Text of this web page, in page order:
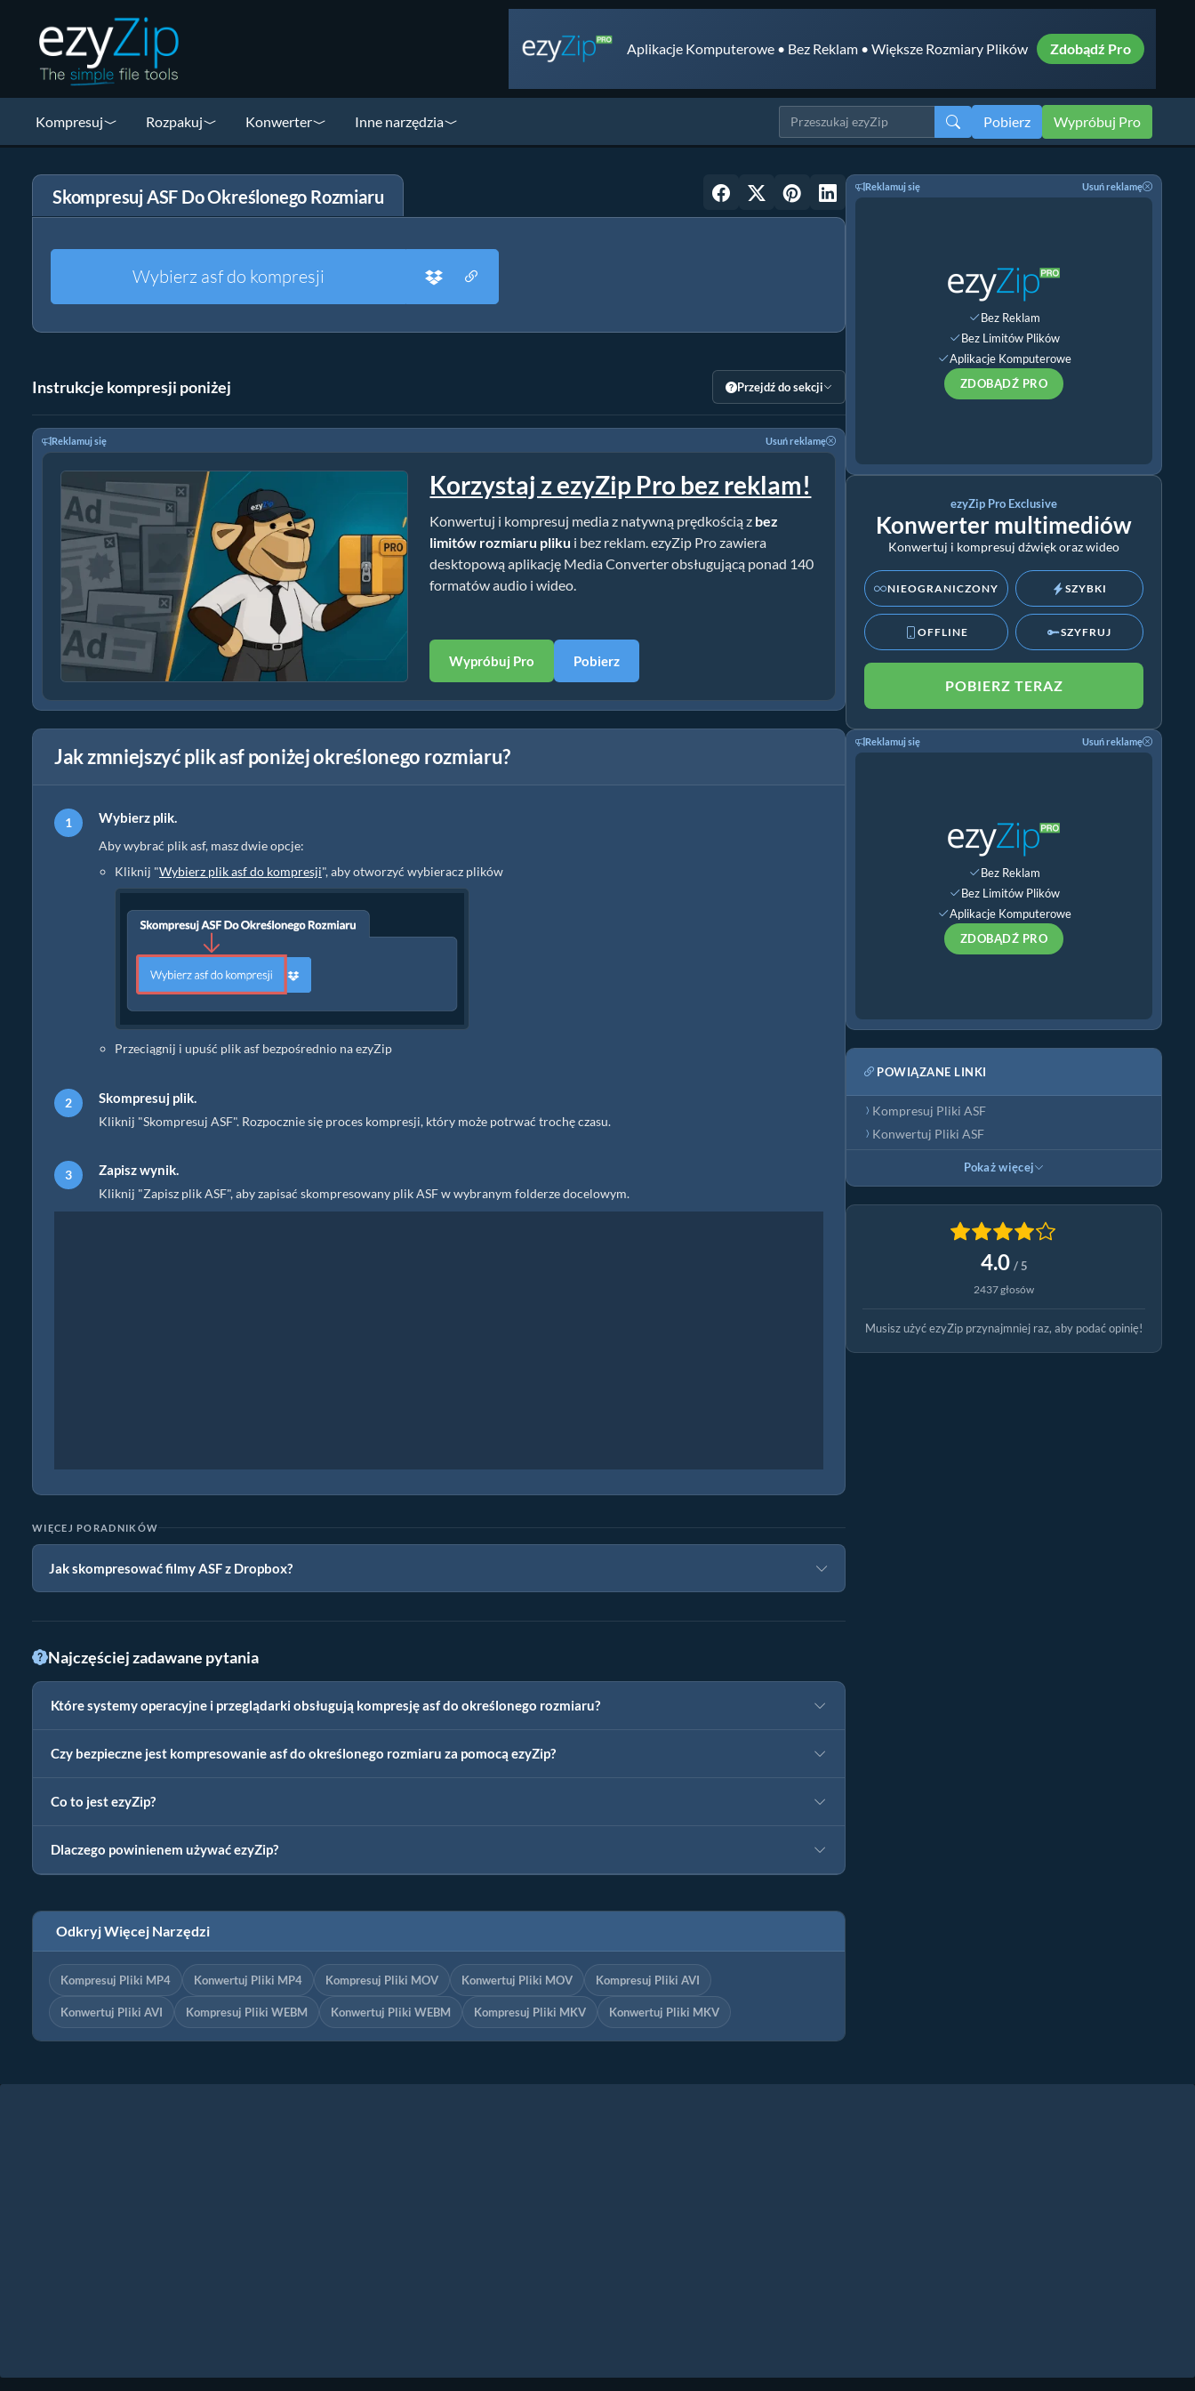
Aplikacje Komputerowe • Bez Reklam • Większe Rozmiary Plików Zdobądź Pro
Kompresuj Rozpakuj Konwerter Inne narzędzia Pobierz Wypróbuj Pro
Skompresuj ASF Do Określonego Rozmiaru
Wybierz asf do kompresji
Instrukcje kompresji poniżej Przejdź do sekcji
Reklamuj się Usuń reklamę
Korzystaj z ezyZip Pro bez reklam!
Konwertuj i kompresuj media z natywną prędkością z bez
limitów rozmiaru pliku i bez reklam. ezyZip Pro zawiera
desktopową aplikację Media Converter obsługującą ponad 140
formatów audio i wideo.
Wypróbuj Pro Pobierz
Jak zmniejszyć plik asf poniżej określonego rozmiaru?
Wybierz plik.
Aby wybrać plik asf, masz dwie opcje:
Kliknij "Wybierz plik asf do kompresji", aby otworzyć wybieracz plików
Przeciągnij i upuść plik asf bezpośrednio na ezyZip
Skompresuj plik.
Kliknij "Skompresuj ASF". Rozpocznie się proces kompresji, który może potrwać trochę czasu.
Zapisz wynik.
Kliknij "Zapisz plik ASF", aby zapisać skompresowany plik ASF w wybranym folderze docelowym.
WIĘCEJ PORADNIKÓW
Jak skompresować filmy ASF z Dropbox?
Najczęściej zadawane pytania
Które systemy operacyjne i przeglądarki obsługują kompresję asf do określonego rozmiaru?
Czy bezpieczne jest kompresowanie asf do określonego rozmiaru za pomocą ezyZip?
Co to jest ezyZip?
Dlaczego powinienem używać ezyZip?
Odkryj Więcej Narzędzi
Kompresuj Pliki MP4 Konwertuj Pliki MP4 Kompresuj Pliki MOV Konwertuj Pliki MOV Kompresuj Pliki AVI
Konwertuj Pliki AVI Kompresuj Pliki WEBM Konwertuj Pliki WEBM Kompresuj Pliki MKV Konwertuj Pliki MKV
Reklamuj się Usuń reklamę
Bez Reklam
Bez Limitów Plików
Aplikacje Komputerowe
ZDOBĄDŹ PRO
ezyZip Pro Exclusive
Konwerter multimediów
Konwertuj i kompresuj dźwięk oraz wideo
NIEOGRANICZONY SZYBKI
OFFLINE SZYFRUJ
POBIERZ TERAZ
Reklamuj się Usuń reklamę
Bez Reklam
Bez Limitów Plików
Aplikacje Komputerowe
ZDOBĄDŹ PRO
POWIĄZANE LINKI
Kompresuj Pliki ASF
Konwertuj Pliki ASF
Pokaż więcej
4.0 / 5
2437 głosów
Musisz użyć ezyZip przynajmniej raz, aby podać opinię!